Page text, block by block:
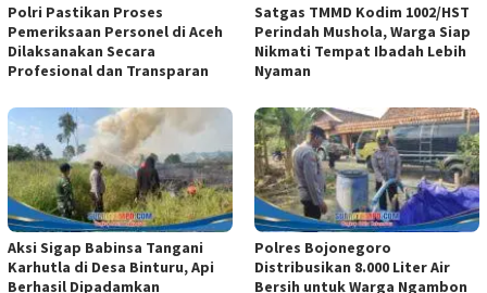
Polri Pastikan Proses
Pemeriksaan Personel di Aceh
Dilaksanakan Secara
Profesional dan Transparan
Satgas TMMD Kodim 1002/HST
Perindah Mushola, Warga Siap
Nikmati Tempat Ibadah Lebih
Nyaman
Aksi Sigap Babinsa Tangani
Karhutla di Desa Binturu, Api
Berhasil Dipadamkan
Polres Bojonegoro
Distribusikan 8.000 Liter Air
Bersih untuk Warga Ngambon